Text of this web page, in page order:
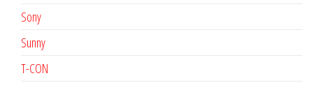
Sony
Sunny
T-CON